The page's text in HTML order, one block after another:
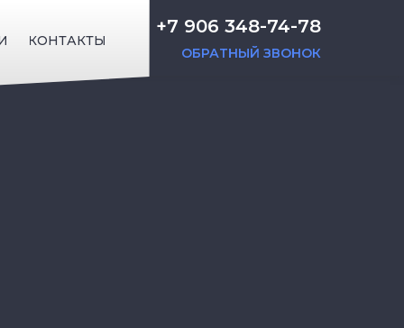
+7 906 348-74-78
ОБРАТНЫЙ ЗВОНОК
КОНТАКТЫ